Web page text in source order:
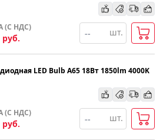
(С НДС)
руб.
шт.
LED Bulb A65 18Вт 1850lm 4000K
(С НДС)
руб.
шт.